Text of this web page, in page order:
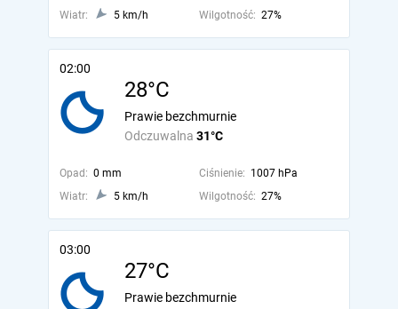
Wiatr:
5 km/h Wilgotność: 27%
02:00
28°C
Odczuwalna 31°C
Prawie bezchmurnie
Opad: 0 mm Ciśnienie: 1007 hPa
Wiatr:
5 km/h Wilgotność: 27%
03:00
27°C
Prawie bezchmurnie